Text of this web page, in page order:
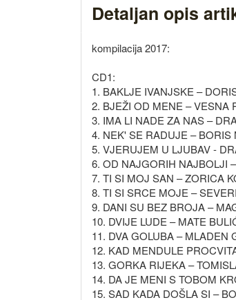
Detaljan opis
kompilacija 2017:
CD1:
1. BAKLJE IVANJSKE –
2. BJEŽI OD MENE – VESNA
3. IMA LI NADE ZA NAS –
4. NEK' SE RADUJE – BORIS
5. VJERUJEM U LJUBAV -
6. OD NAJGORIH NAJBOLJI
7. TI SI MOJ SAN – ZORICA
8. TI SI SRCE MOJE –
9. DANI SU BEZ BROJA –
10. DVIJE LUDE – MATE
11. DVA GOLUBA – MLADEN
12. KAD MENDULE
13. GORKA RIJEKA –
14. DA JE MENI S TOBOM
15. SAD KADA DOŠLA SI –